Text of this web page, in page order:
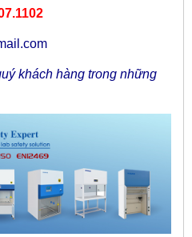
khách hàng trong những